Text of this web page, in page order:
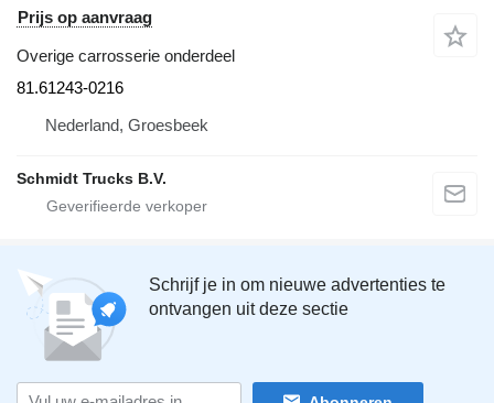
Prijs op aanvraag
Overige carrosserie onderdeel
81.61243-0216
Nederland, Groesbeek
Schmidt Trucks B.V.
Schrijf je in om nieuwe advertenties te
ontvangen uit deze sectie